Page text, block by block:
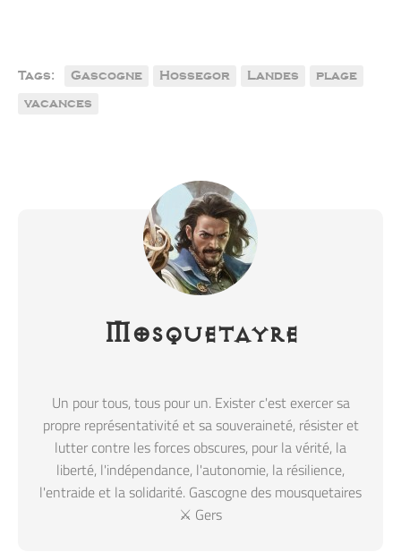
Tags: Gascogne Hossegor Landes
plage
vacances
Mosquetayre
Un pour tous, tous pour un. Exister c'est exercer sa
propre représentativité et sa souveraineté, résister et
lutter contre les forces obscures, pour la vérité, la
liberté, l'indépendance, l'autonomie, la résilience,
l'entraide et la solidarité. Gascogne des mousquetaires
⚔️ Gers